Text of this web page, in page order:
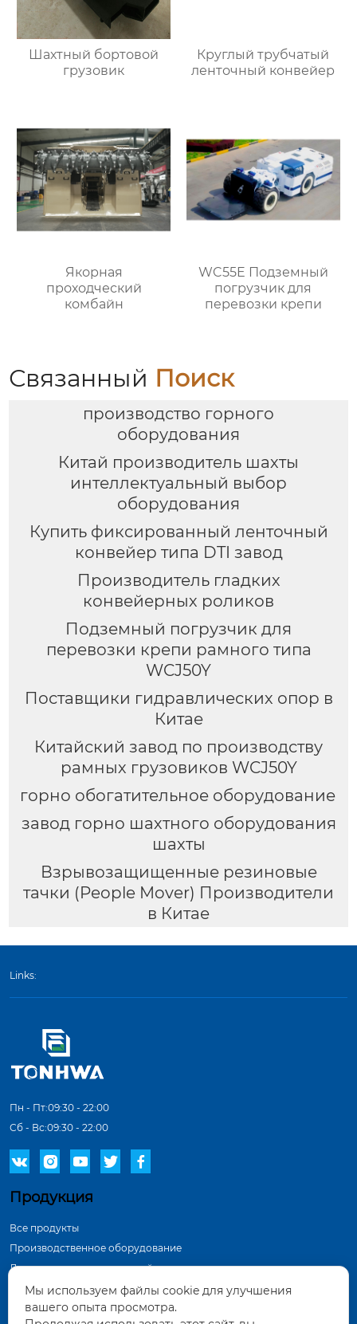
Шахтный бортовой
грузовик
Круглый трубчатый
ленточный конвейер
Якорная
проходческий
комбайн
WC55E Подземный
погрузчик для
перевозки крепи
Связанный Поиск
производство горного
оборудования
Китай производитель шахты
интеллектуальный выбор
оборудования
Купить фиксированный ленточный
конвейер типа DTI завод
Производитель гладких
конвейерных роликов
Подземный погрузчик для
перевозки крепи рамного типа
WCJ50Y
Поставщики гидравлических опор в
Китае
Китайский завод по производству
рамных грузовиков WCJ50Y
горно обогатительное оборудование
завод горно шахтного оборудования
шахты
Взрывозащищенные резиновые
тачки (People Mover) Производители
в Китае
Links:
Пн - Пт:09:30 - 22:00
Сб - Вс:09:30 - 22:00
    
Продукция
Все продукты
Производственное оборудование
Демонстрация в мастерской
Инспекционное оборудование
Контактная информация
Мы используем файлы cookie для улучшения
вашего опыта просмотра.